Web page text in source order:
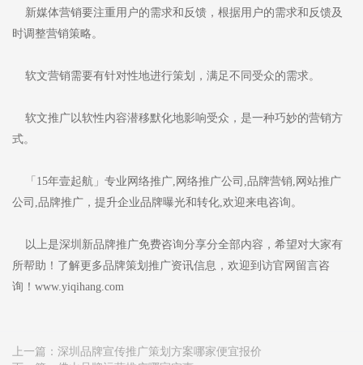
新媒体营销要注重用户的需求和反馈，根据用户的需求和反馈及
时调整营销策略。
软文营销需要有针对性地进行策划，满足不同受众的需求。
软文推广以软性内容潜移默化地影响受众，是一种巧妙的营销方
式。
「15年壹起航」专业网络推广,网络推广公司,品牌营销,网站推广
公司,品牌推广，提升企业品牌曝光和转化,欢迎来电咨询。
以上是深圳新品牌推广免费咨询分享分全部内容，希望对大家有
所帮助！了解更多品牌策划推广资讯信息，欢迎到访官网留言咨
询！www.yiqihang.com
上一篇： 深圳品牌宣传推广策划方案哪家便宜报价